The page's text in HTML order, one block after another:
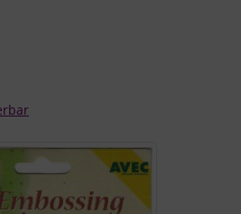
existiert, können Sie die